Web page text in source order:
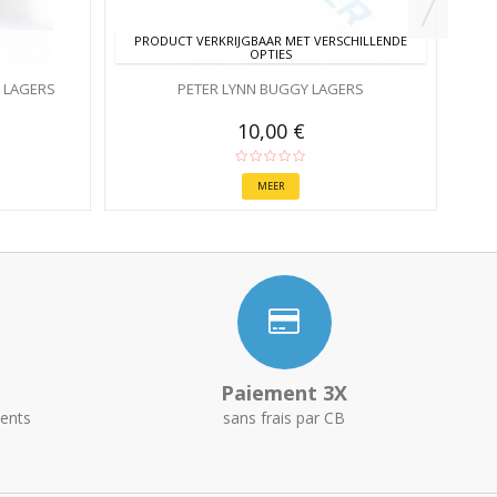
PRODUCT VERKRIJGBAAR MET VERSCHILLENDE
OPTIES
PETER LYNN BUGGY LAGERS
10,00 €
MEER
Paiement 3X
sans frais par CB